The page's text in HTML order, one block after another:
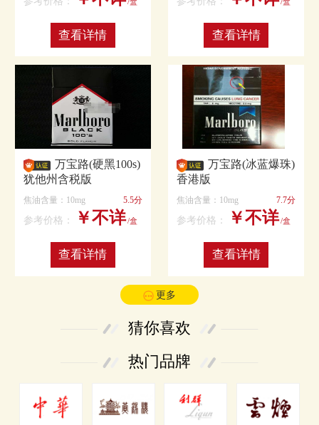
查看详情 查看详情
万宝路(硬黑100s)
犹他州含税版
焦油含量：10mg 5.5分
参考价格： ￥不详/盒
查看详情
万宝路(冰蓝爆珠)
香港版
焦油含量：10mg 7.7分
参考价格： ￥不详/盒
查看详情
更多
猜你喜欢
热门品牌